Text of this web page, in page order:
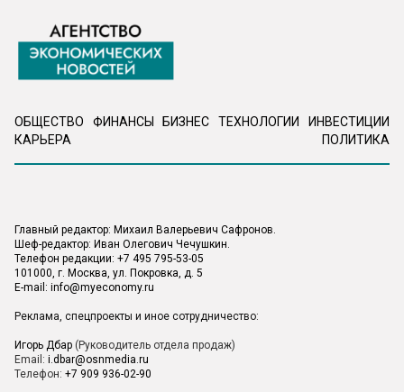
ОБЩЕСТВО ФИНАНСЫ БИЗНЕС ТЕХНОЛОГИИ
ИНВЕСТИЦИИ
КАРЬЕРА
ПОЛИТИКА
Главный редактор: Михаил Валерьевич Сафронов.
Шеф-редактор: Иван Олегович Чечушкин.
Телефон редакции: +7 495 795-53-05
101000, г. Москва, ул. Покровка, д. 5
E-mail: info@myeconomy.ru
Реклама, спецпроекты и иное сотрудничество:
Игорь Дбар (Руководитель отдела продаж)
Email: i.dbar@osnmedia.ru
Телефон: +7 909 936-02-90